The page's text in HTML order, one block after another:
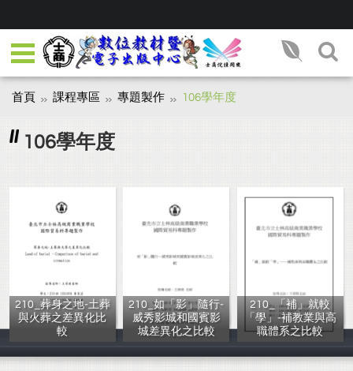
首頁 課程專區 專題製作 106學年度
106學年度
210_葬身之地-土葬
與火葬之差異化比
較
李旻芸，賴妍蓁
210_如「影」隨行-
威秀影城和國賓影
城差異化之比較
張允淳，葉晨妍
210_「補」就較
「學」-補教業與高
職體系之比較
丁采葳，杜訢瑜